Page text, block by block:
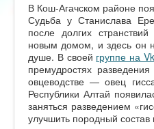
В Кош-Агачском районе
Судьба у Станислава
после долгих
новым домом, и здесь он
душе. В своей группе на Vk
премудростях
овцеводстве — овец
Республики Алтай
заняться разведением
улучшить породный состав